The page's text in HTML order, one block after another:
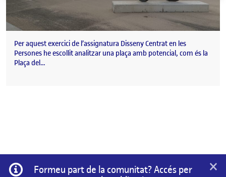
Per aquest exercici de l’assignatura Disseny Centrat en les
Persones he escollit analitzar una plaça amb potencial, com és la
Plaça del…
Informació
Formeu part de la comunitat? Accés per
×